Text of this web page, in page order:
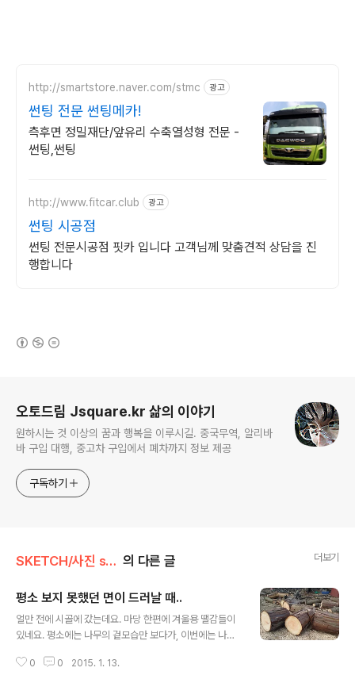
http://smartstore.naver.com/stmc 광고
썬팅 전문 썬팅메카!
측후면 정밀재단/앞유리 수축열성형 전문 -
썬팅,썬팅
http://www.fitcar.club 광고
썬팅 시공점
썬팅 전문시공점 핏카 입니다 고객님께 맞춤견적 상담을 진
행합니다
오토드림 Jsquare.kr 삶의 이야기
원하시는 것 이상의 꿈과 행복을 이루시길. 중국무역, 알리바
바 구입 대행, 중고차 구입에서 폐차까지 정보 제공
구독하기
SKETCH/사진 sketch 의 다른 글 더보기
평소 보지 못했던 면이 드러날 때..
얼만 전에 시골에 갔는데요. 마당 한편에 겨울용 땔감들이
있네요. 평소에는 나무의 겉모습만 보다가, 이번에는 나무
인고의 시절을 이겨냈다가 다시금 성장하고.. 다시금 추워
0 0 2015. 1. 13.